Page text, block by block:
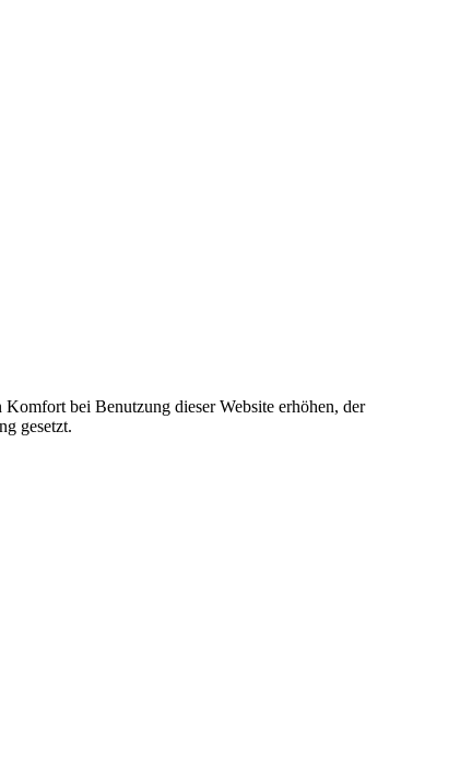
bei Benutzung dieser Website erhöhen, der
gesetzt.